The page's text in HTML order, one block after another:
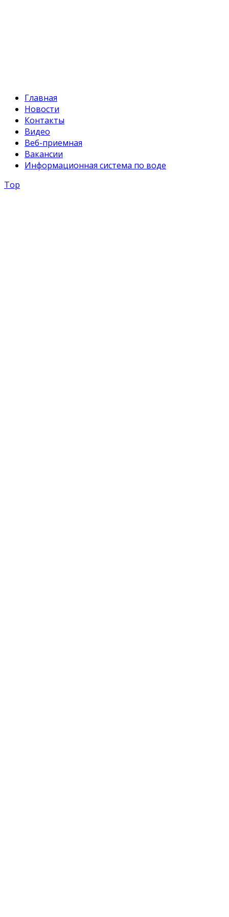
Главная
Новости
Контакты
Видео
Веб-приемная
Вакансии
Информационная система по воде
Top